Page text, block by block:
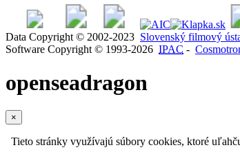
Data Copyright © 2002-2023 Slovenský filmový
Software Copyright © 1993-2026 IPAC -
openseadragon
×
Tieto stránky využívajú súbory cookies, ktoré